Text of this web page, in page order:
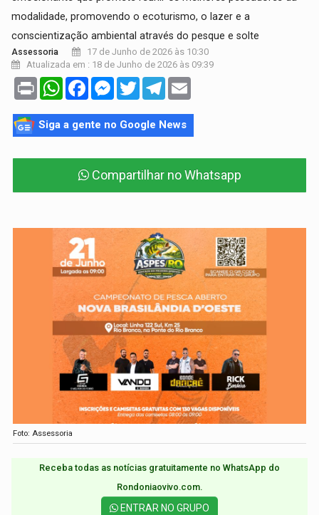
modalidade, promovendo o ecoturismo, o lazer e a
conscientização ambiental através do pesque e solte
Assessoria
17 de Junho de 2026 às 10:30
Atualizada em : 18 de Junho de 2026 às 09:39
Print WhatsAppFacebookMessenger
TwitterTelegram
Siga a gente no Google News
Compartilhar no Whatsapp
Foto: Assessoria
Receba todas as notícias gratuitamente no WhatsApp do
Rondoniaovivo.com.​
ENTRAR NO GRUPO